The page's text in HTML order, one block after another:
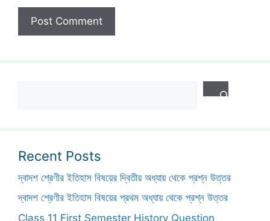
Recent Posts
দ্বাদশ শ্রেণীর ইতিহাস বিষয়ের দ্বিতীয় অধ্যায় থেকে প্রশ্ন উত্তর
দ্বাদশ শ্রেণীর ইতিহাস বিষয়ের প্রথম অধ্যায় থেকে প্রশ্ন উত্তর
Class 11 First Semester History Question